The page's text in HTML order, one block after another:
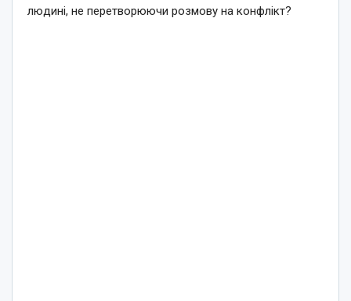
людині, не перетворюючи розмову на конфлікт?